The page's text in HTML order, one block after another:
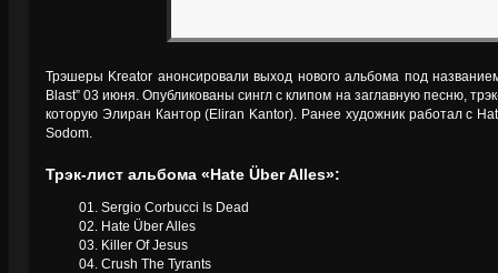
Трэшеры Kreator анонсировали выход нового альбома под
Blast” 03 июня. Опубликованы сингл с клипом на заглавную песню,
которую Элиран Кантор (Eliran Kantor). Ранее художник работал с
Sodom.
Трэк-лист альбома «Hate Über Alles»:
01. Sergio Corbucci Is Dead
02. Hate Über Alles
03. Killer Of Jesus
04. Crush The Tyrants